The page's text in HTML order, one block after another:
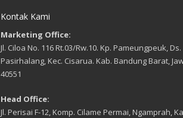
Kontak Kami
Marketing Office:
Jl. Ciloa No. 116 Rt.03/Rw.10. Kp. Pameungpeuk, Ds.
Pasirhalang, Kec. Cisarua. Kab. Bandung Barat,
40551
Head Office:
Jl. Perisai F-12, Komp. Cilame Permai, Ngamprah,